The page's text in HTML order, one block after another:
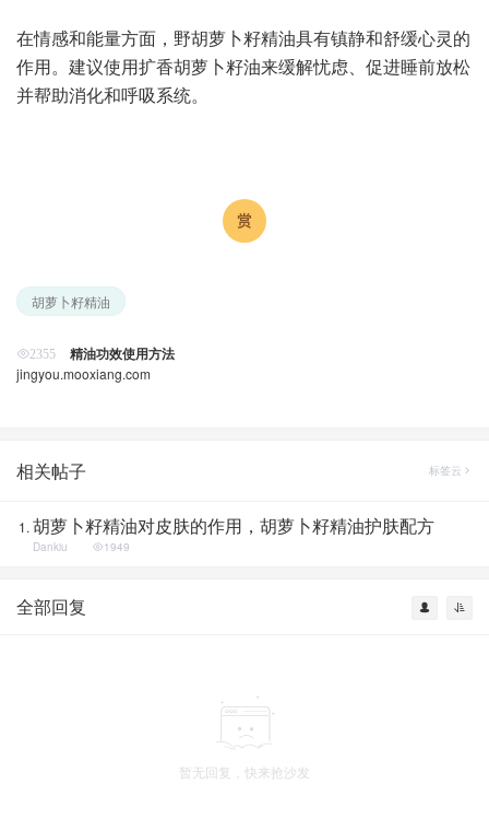
在情感和能量方面，野胡萝卜籽精油具有镇静和舒缓心灵的
作用。建议使用扩香胡萝卜籽油来缓解忧虑、促进睡前放松
并帮助消化和呼吸系统。
胡萝卜籽精油
2355 精油功效使用方法
jingyou.mooxiang.com
相关帖子 标签云
胡萝卜籽精油对皮肤的作用，胡萝卜籽精油护肤配方
Dankiu 1949
全部回复
暂无回复，快来抢沙发